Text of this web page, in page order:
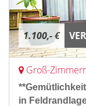
1.100,- €
Groß-
in